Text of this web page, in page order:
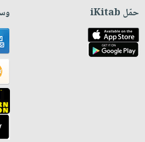
حمّل iKitab